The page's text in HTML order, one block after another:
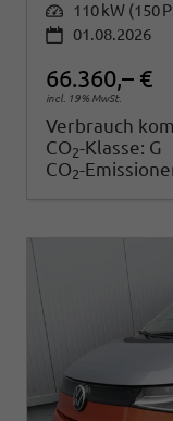
Leistung 110 kW (150
01.08.2026
66.360,– €
incl. 19% MwSt.
Verbrauch
CO2-Klasse: G
CO2-